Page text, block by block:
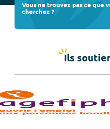
Vous ne trouvez pas ce que
cherchez ?
Ils